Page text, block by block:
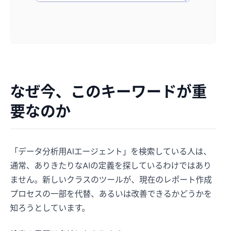
なぜ今、このキーワードが重
要なのか
「データ分析用AIエージェント」を検索している人は、
通常、ありきたりなAIの定義を探しているわけではあり
ません。新しいクラスのツールが、現在のレポート作成
プロセスの一部を代替、あるいは改善できるかどうかを
知ろうとしています。